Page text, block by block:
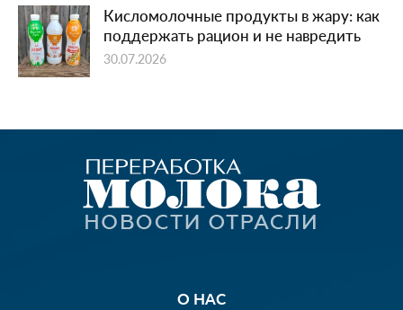
Кисломолочные продукты в жару: как
поддержать рацион и не навредить
30.07.2026
О НАС